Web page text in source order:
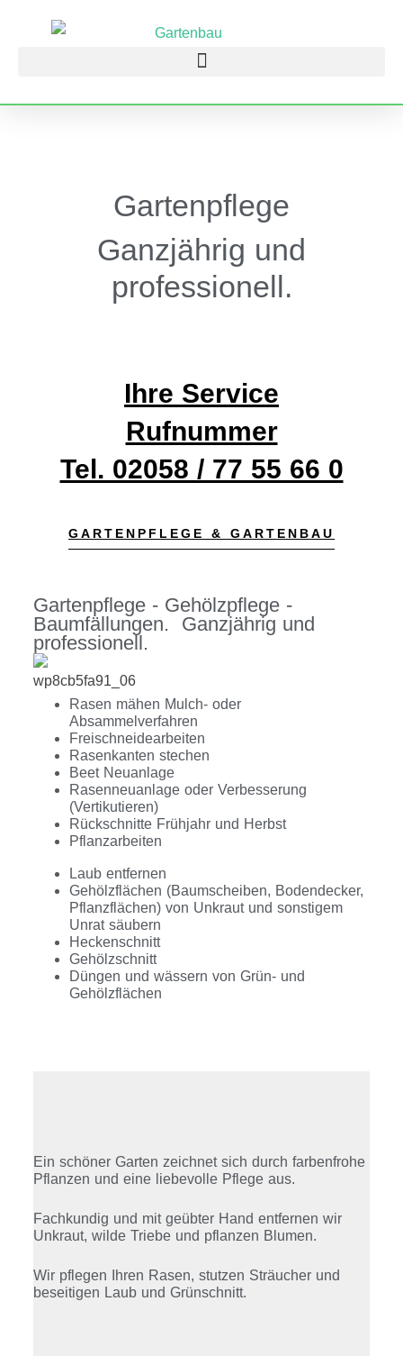
Gartenpflege
Ganzjährig und
professionell.
Ihre Service
Rufnummer
Tel. 02058 / 77 55 66 0
GARTENPFLEGE & GARTENBAU
Gartenpflege - Gehölzpflege -
Baumfällungen. Ganzjährig und
professionell.
Rasen mähen Mulch- oder
Absammelverfahren
Freischneidearbeiten
Rasenkanten stechen
Beet Neuanlage
Rasenneuanlage oder Verbesserung
(Vertikutieren)
Rückschnitte Frühjahr und Herbst
Pflanzarbeiten
Laub entfernen
Gehölzflächen (Baumscheiben, Bodendecker,
Pflanzflächen) von Unkraut und sonstigem
Unrat säubern
Heckenschnitt
Gehölzschnitt
Düngen und wässern von Grün- und
Gehölzflächen
Ein schöner Garten zeichnet sich durch farbenfrohe
Pflanzen und eine liebevolle Pflege aus.
Fachkundig und mit geübter Hand entfernen wir
Unkraut, wilde Triebe und pflanzen Blumen.
Wir pflegen Ihren Rasen, stutzen Sträucher und
beseitigen Laub und Grünschnitt.